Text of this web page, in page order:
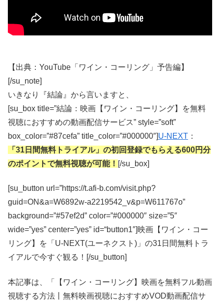
【出典：YouTube「ワイン・コーリング」予告編】
[/su_note]
いきなり『結論』から言いますと、
[su_box title=”結論：映画【ワイン・コーリング】を無料
視聴におすすめの動画配信サービス” style=”soft”
box_color=”#87cefa” title_color=”#000000″]U-NEXT ：
「31日間無料トライアル」の初回登録でもらえる600円分
のポイントで無料視聴が可能！ [/su_box]
[su_button url=”https://t.afi-b.com/visit.php?
guid=ON&a=W6892w-a2219542_v&p=W611767o”
background=”#57ef2d” color=”#000000″ size=”5″
wide=”yes” center=”yes” id=“button1″]映画【ワイン・コー
リング】を「U-NEXT(ユーネクスト)」の31日間無料トラ
イアルで今すぐ観る！[/su_button]
本記事は、「【ワイン・コーリング】映画を無料フル動画
視聴する方法丨無料映画視聴におすすめVOD動画配信サ